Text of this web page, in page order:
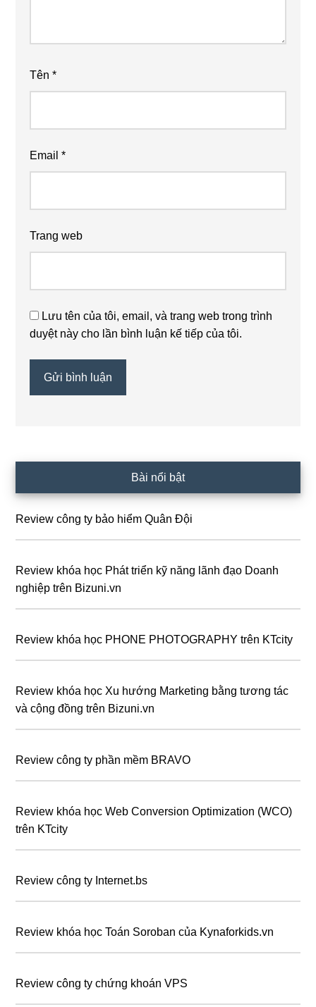
Tên*
Email*
Trang web
Lưu tên của tôi, email, và trang web trong trình
duyệt này cho lần bình luận kế tiếp của tôi.
chính
Bài nổi bật
Review công ty bảo hiểm Quân Đội
Review khóa học Phát triển kỹ năng lãnh đạo Doanh
nghiệp trên Bizuni.vn
Review khóa học PHONE PHOTOGRAPHY trên KTcity
Review khóa học Xu hướng Marketing bằng tương tác
và cộng đồng trên Bizuni.vn
Review công ty phần mềm BRAVO
Review khóa học Web Conversion Optimization (WCO)
trên KTcity
Review công ty Internet.bs
Review khóa học Toán Soroban của Kynaforkids.vn
Review công ty chứng khoán VPS